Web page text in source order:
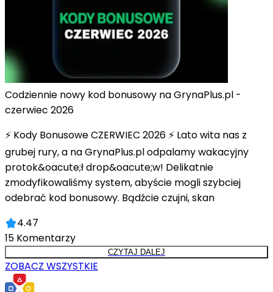
Codziennie nowy kod bonusowy na GrynaPlus.pl -
czerwiec 2026
⚡ Kody Bonusowe CZERWIEC 2026 ⚡ Lato wita nas z
grubej rury, a na GrynaPlus.pl odpalamy wakacyjny
protok&oacute;ł drop&oacute;w! Delikatnie
zmodyfikowaliśmy system, abyście mogli szybciej
odebrać kod bonusowy. Bądźcie czujni, skan
4.47
15 Komentarzy
CZYTAJ DALEJ
ZOBACZ WSZYSTKIE